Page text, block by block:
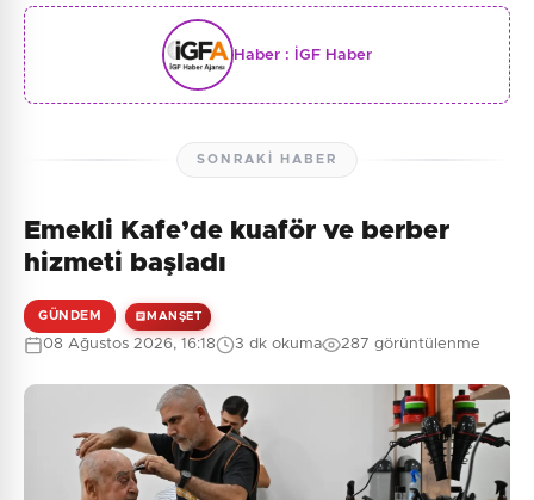
Haber : İGF Haber
SONRAKI HABER
Emekli Kafe’de kuaför ve berber
hizmeti başladı
GÜNDEM MANŞET
08 Ağustos 2026, 16:18 3 dk okuma 287 görüntülenme